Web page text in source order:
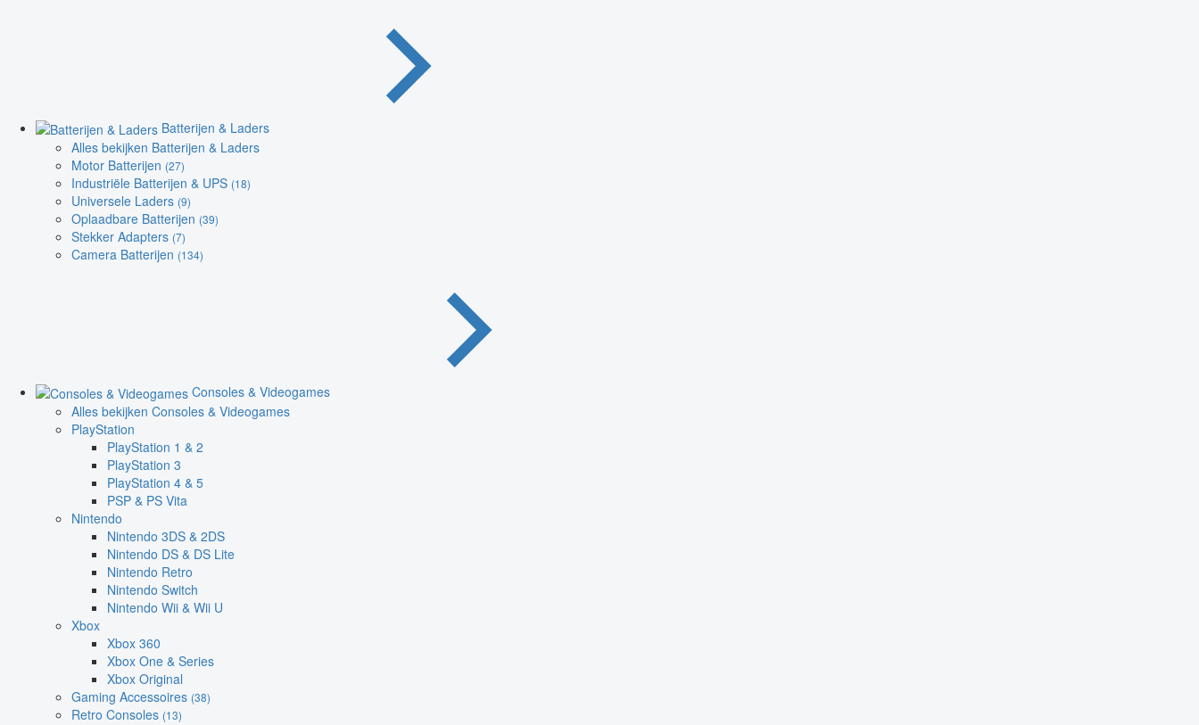
Batterijen & Laders
Alles bekijken Batterijen & Laders
Motor Batterijen (27)
Industriële Batterijen & UPS (18)
Universele Laders (9)
Oplaadbare Batterijen (39)
Stekker Adapters (7)
Camera Batterijen (134)
Consoles & Videogames
Alles bekijken Consoles & Videogames
PlayStation
PlayStation 1 & 2
PlayStation 3
PlayStation 4 & 5
PSP & PS Vita
Nintendo
Nintendo 3DS & 2DS
Nintendo DS & DS Lite
Nintendo Retro
Nintendo Switch
Nintendo Wii & Wii U
Xbox
Xbox 360
Xbox One & Series
Xbox Original
Gaming Accessoires (38)
Retro Consoles (13)